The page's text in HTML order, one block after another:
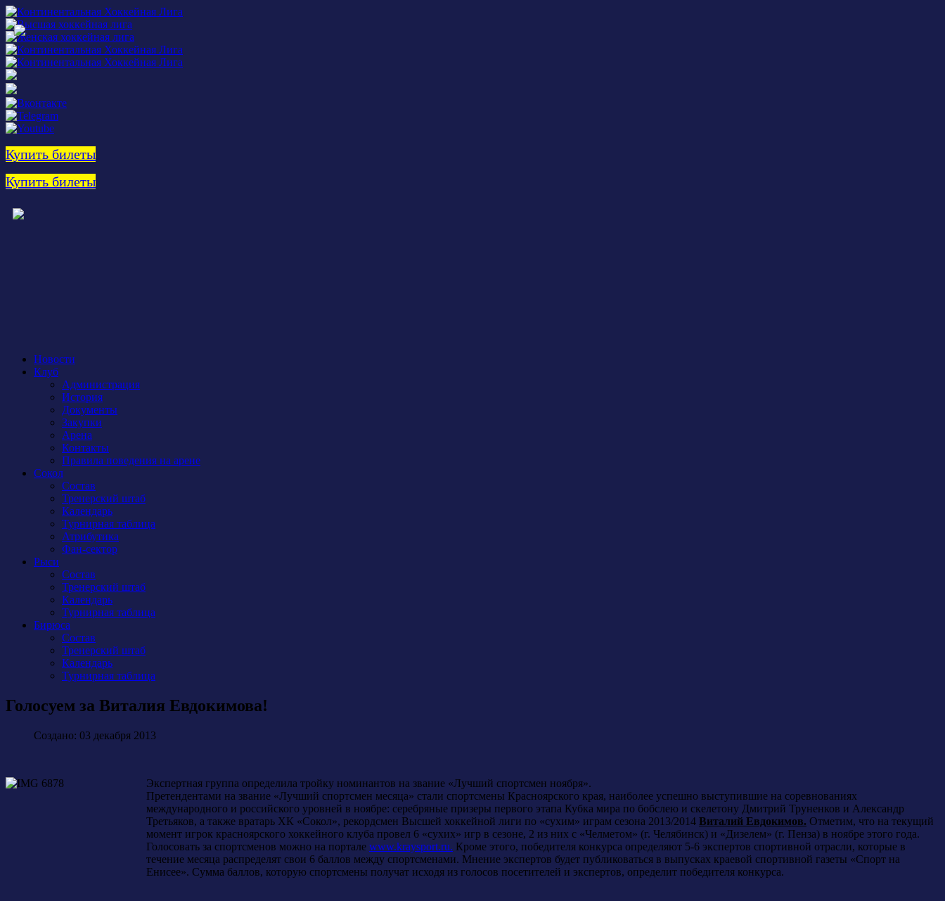
Купить билеты
Купить билеты
Новости
Клуб
Администрация
История
Документы
Закупки
Арена
Контакты
Правила поведения на арене
Сокол
Состав
Тренерский штаб
Календарь
Турнирная таблица
Атрибутика
Фан-сектор
Рыси
Состав
Тренерский штаб
Календарь
Турнирная таблица
Бирюса
Состав
Тренерский штаб
Календарь
Турнирная таблица
Голосуем за Виталия Евдокимова!
Создано: 03 декабря 2013
Экспертная группа определила тройку номинантов на звание «Лучший спортсмен ноября».
Претендентами на звание «Лучший спортсмен месяца» стали спортсмены Красноярского края, наиболее успешно выступившие на соревнованиях
международного и российского уровней в ноябре: серебряные призеры первого этапа Кубка мира по бобслею и скелетону Дмитрий Труненков и Александр
Третьяков, а также вратарь ХК «Сокол», рекордсмен Высшей хоккейной лиги по «сухим» играм сезона 2013/2014 Виталий Евдокимов. Отметим, что на текущий
момент игрок красноярского хоккейного клуба провел 6 «сухих» игр в сезоне, 2 из них с «Челметом» (г. Челябинск) и «Дизелем» (г. Пенза) в ноябре этого года.
Голосовать за спортсменов можно на портале www.kraysport.ru. Кроме этого, победителя конкурса определяют 5-6 экспертов спортивной отрасли, которые в
течение месяца распределят свои 6 баллов между спортсменами. Мнение экспертов будет публиковаться в выпусках краевой спортивной газеты «Спорт на
Енисее». Сумма баллов, которую спортсмены получат исходя из голосов посетителей и экспертов, определит победителя конкурса.